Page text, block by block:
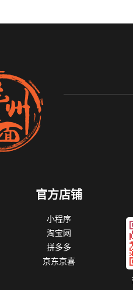
官方店铺
小程序
淘宝网
拼多多
京东京喜